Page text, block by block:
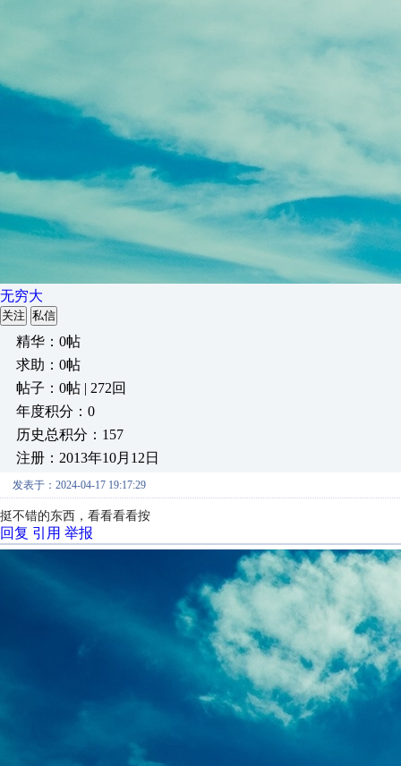
无穷大
关注 私信
精华：0帖
求助：0帖
帖子：0帖 | 272回
年度积分：0
历史总积分：157
注册：2013年10月12日
发表于：2024-04-17 19:17:29
挺不错的东西，看看看看按
回复 引用 举报